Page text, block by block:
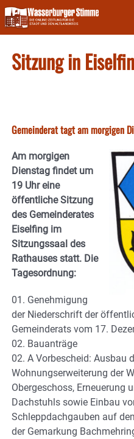
Skip
to
content
Sitzung in
Gemeinderat tagt am morgigen
Am morgigen
Dienstag findet um
19 Uhr eine
öffentliche Sitzung
des Gemeinderates
Eiselfing im
Sitzungssaal des
Rathauses statt. Die
Tagesordnung:
01. Genehmigung
der Niederschrift der
Gemeinderats vom 17.
02. Bauanträge
02. A Vorbescheid: Ausbau
Wohnungserweiterung der
Obergeschoss, Erneuerung
Dachstuhls sowie Einbau
Schleppdachgauben auf
der Gemarkung